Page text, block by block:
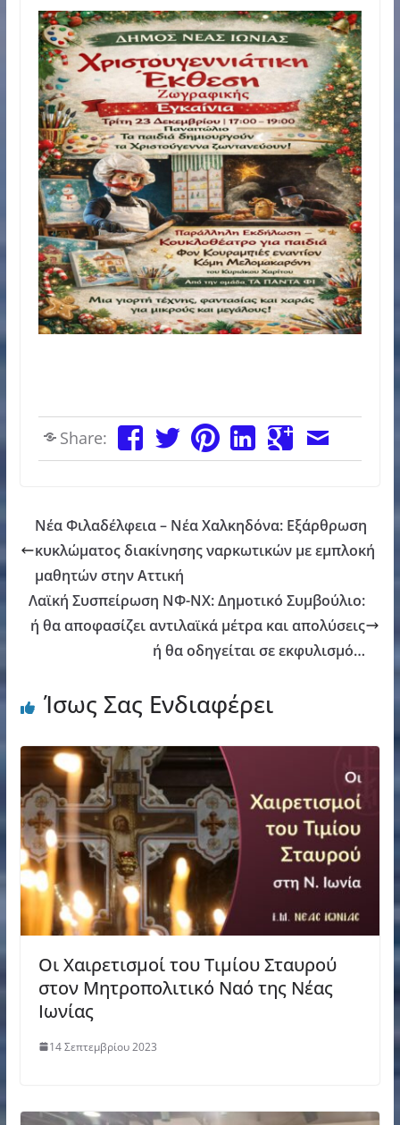
Share:
Νέα Φιλαδέλφεια – Νέα Χαλκηδόνα: Εξάρθρωση
κυκλώματος διακίνησης ναρκωτικών με εμπλοκή
μαθητών στην Αττική
Λαϊκή Συσπείρωση ΝΦ-ΝΧ: Δημοτικό Συμβούλιο:
ή θα αποφασίζει αντιλαϊκά μέτρα και απολύσεις
ή θα οδηγείται σε εκφυλισμό…
Ίσως Σας Ενδιαφέρει
Οι Χαιρετισμοί του Τιμίου Σταυρού
στον Μητροπολιτικό Ναό της Νέας
Ιωνίας
14 Σεπτεμβρίου 2023